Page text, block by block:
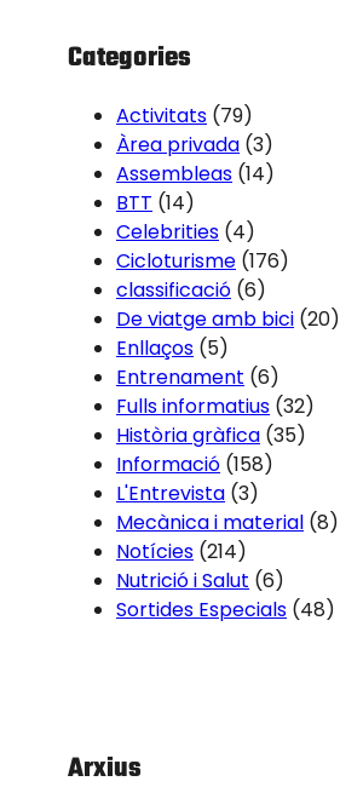
Categories
Activitats (79)
Àrea privada (3)
Assembleas (14)
BTT (14)
Celebrities (4)
Cicloturisme (176)
classificació (6)
De viatge amb bici (20)
Enllaços (5)
Entrenament (6)
Fulls informatius (32)
Història gràfica (35)
Informació (158)
L'Entrevista (3)
Mecànica i material (8)
Notícies (214)
Nutrició i Salut (6)
Sortides Especials (48)
Arxius